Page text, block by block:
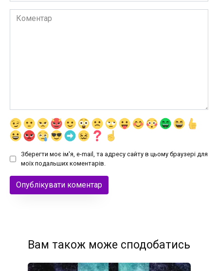
Коментар
Зберегти моє ім'я, e-mail, та адресу сайту в цьому браузері для
моїх подальших коментарів.
Вам також може сподобатись